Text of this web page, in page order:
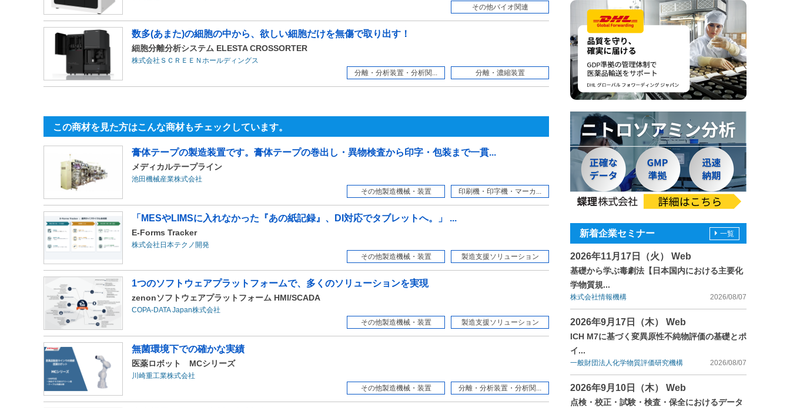
その他バイオ関連
数多(あまた)の細胞の中から、欲しい細胞だけを無傷で取り出す！
細胞分離分析システム ELESTA CROSSORTER
株式会社ＳＣＲＥＥＮホールディングス
分離・分析装置・分析関...
分離・濃縮装置
この商材を見た方はこんな商材もチェックしています。
膏体テープの製造装置です。膏体テープの巻出し・異物検査から印字・包装まで一貫...
メディカルテープライン
池田機械産業株式会社
その他製造機械・装置
印刷機・印字機・マーカ...
「MESやLIMSに入れなかった『あの紙記録』、DI対応でタブレットへ。」 ...
E-Forms Tracker
株式会社日本テクノ開発
その他製造機械・装置
製造支援ソリューション
1つのソフトウェアプラットフォームで、多くのソリューションを実現
zenonソフトウェアプラットフォーム HMI/SCADA
COPA-DATA Japan株式会社
その他製造機械・装置
製造支援ソリューション
無菌環境下での確かな実績
医薬ロボット MCシリーズ
川崎重工業株式会社
その他製造機械・装置
分離・分析装置・分析関...
新着企業セミナー
2026年11月17日（火） Web
基礎から学ぶ毒劇法【日本国内における主要化
学物質規...
株式会社情報機構 2026/08/07
2026年9月17日（木） Web
ICH M7に基づく変異原性不純物評価の基礎とポ
イ...
一般財団法人化学物質評価研究機構 2026/08/07
2026年9月10日（木） Web
点検・校正・試験・検査・保全におけるデータ
一覧